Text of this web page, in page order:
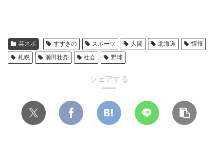
芸スポ すすきの スポーツ 人間 北海道
情報
札幌
源田壮亮 社会 野球
シェアする